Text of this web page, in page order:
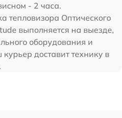
- 2 часа.
тепловизора Оптического
выполняется на выезде,
оборудования и
доставит технику в